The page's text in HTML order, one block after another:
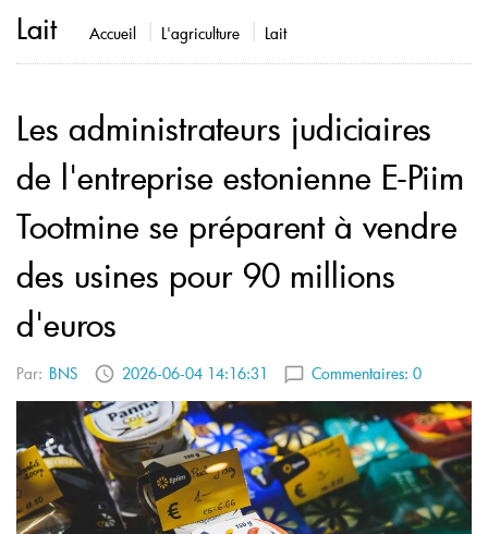
Lait Accueil L'agriculture Lait
Les administrateurs judiciaires
de l'entreprise estonienne E-Piim
Tootmine se préparent à vendre
des usines pour 90 millions
d'euros
Par: BNS 2026-06-04 14:16:31 Commentaires: 0